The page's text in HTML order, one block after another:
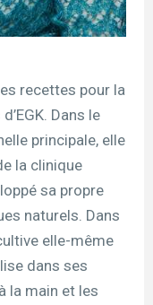
recettes pour la
Dans le
principale, elle
la clinique
sa propre
naturels. Dans
elle-même
dans ses
la main et les